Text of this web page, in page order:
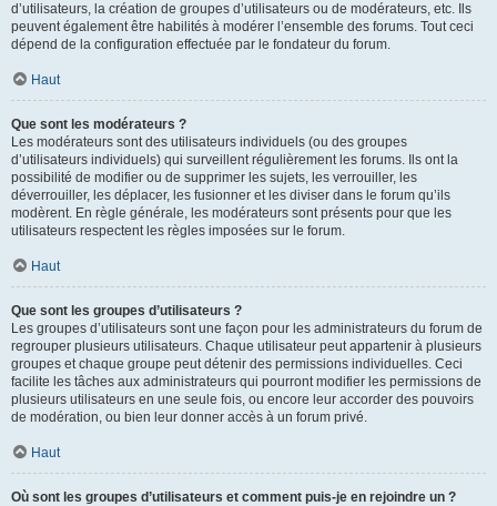
d’utilisateurs, la création de groupes d’utilisateurs ou de modérateurs, etc. Ils
peuvent également être habilités à modérer l’ensemble des forums. Tout ceci
dépend de la configuration effectuée par le fondateur du forum.
Haut
Que sont les modérateurs ?
Les modérateurs sont des utilisateurs individuels (ou des groupes
d’utilisateurs individuels) qui surveillent régulièrement les forums. Ils ont la
possibilité de modifier ou de supprimer les sujets, les verrouiller, les
déverrouiller, les déplacer, les fusionner et les diviser dans le forum qu’ils
modèrent. En règle générale, les modérateurs sont présents pour que les
utilisateurs respectent les règles imposées sur le forum.
Haut
Que sont les groupes d’utilisateurs ?
Les groupes d’utilisateurs sont une façon pour les administrateurs du forum de
regrouper plusieurs utilisateurs. Chaque utilisateur peut appartenir à plusieurs
groupes et chaque groupe peut détenir des permissions individuelles. Ceci
facilite les tâches aux administrateurs qui pourront modifier les permissions de
plusieurs utilisateurs en une seule fois, ou encore leur accorder des pouvoirs
de modération, ou bien leur donner accès à un forum privé.
Haut
Où sont les groupes d’utilisateurs et comment puis-je en rejoindre un ?